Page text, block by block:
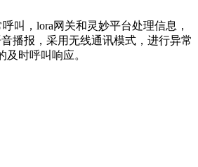
叫， lora网关和灵妙平台处理信息，
播报，采用无线通讯模式，进行异常
及时呼叫响应。